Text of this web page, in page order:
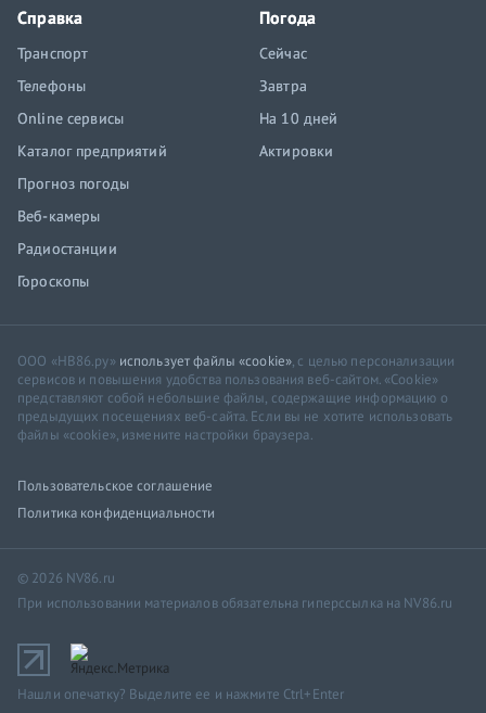
Справка
Транспорт
Телефоны
Online сервисы
Каталог предприятий
Прогноз погоды
Веб-камеры
Радиостанции
Гороскопы
Погода
Сейчас
Завтра
На 10 дней
Актировки
ООО «НВ86.ру» использует файлы «cookie», с целью персонализации
сервисов и повышения удобства пользования веб-сайтом. «Cookie»
представляют собой небольшие файлы, содержащие информацию о
предыдущих посещениях веб-сайта. Если вы не хотите использовать
файлы «cookie», измените настройки браузера.
Пользовательское соглашение
Политика конфиденциальности
© 2026 NV86.ru
При использовании материалов обязательна гиперссылка на NV86.ru
Нашли опечатку? Выделите ее и нажмите Ctrl+Enter